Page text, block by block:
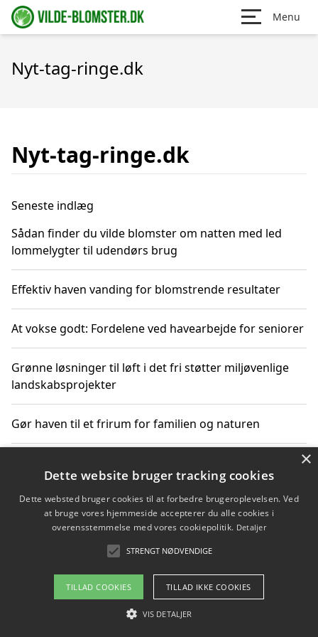
Menu
Nyt-tag-ringe.dk
Nyt-tag-ringe.dk
Seneste indlæg
Sådan finder du vilde blomster om natten med led
lommelygter til udendørs brug
Effektiv haven vanding for blomstrende resultater
At vokse godt: Fordelene ved havearbejde for seniorer
Grønne løsninger til løft i det fri støtter miljøvenlige
landskabsprojekter
Gør haven til et frirum for familien og naturen
Om / kontakt
Blog Betingelser
×
Dette website bruger tracking cookies
Dette websted bruger cookies til at forbedre brugeroplevelsen. Ved
at bruge vores hjemmeside accepterer du alle cookies i
overensstemmelse med vores cookiepolitik. Detaljer
STRENGT NØDVENDIGE
TILLAD COOKIES TILLAD IKKE COOKIES
VIS DETALJER